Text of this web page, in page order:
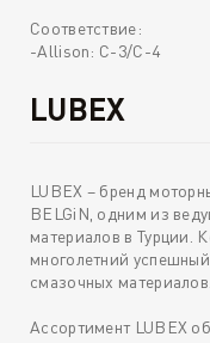
Соответствие:
-Allison: C-3/C-4
LUBEX
LUBEX – бренд
BELGiN, одним из
материалов в Турции.
многолетний
смазочных материалов.
Ассортимент LUBEX